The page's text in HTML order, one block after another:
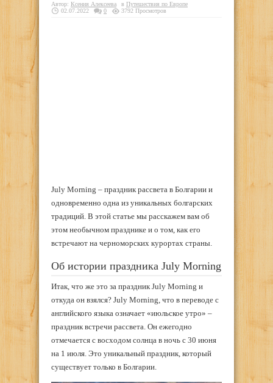
Автор: Ксения Алексеева в Путешествия по Европе
02.07.2022
0 3792 Просмотров
July Morning – праздник рассвета в Болгарии и
одновременно одна из уникальных болгарских
традиций. В этой статье мы расскажем вам об
этом необычном празднике и о том, как его
встречают на черноморских курортах страны.
Об истории праздника July Morning
Итак, что же это за праздник July Morning и
откуда он взялся? July Morning, что в переводе с
английского языка означает «июльское утро» –
праздник встречи рассвета. Он ежегодно
отмечается с восходом солнца в ночь с 30 июня
на 1 июля. Это уникальный праздник, который
существует только в Болгарии.